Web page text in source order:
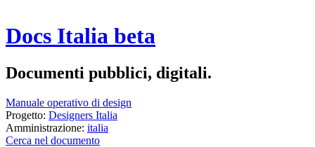
Docs Italia beta
Documenti pubblici, digitali.
Manuale operativo di design
Progetto: Designers Italia
Amministrazione: italia
Cerca nel documento